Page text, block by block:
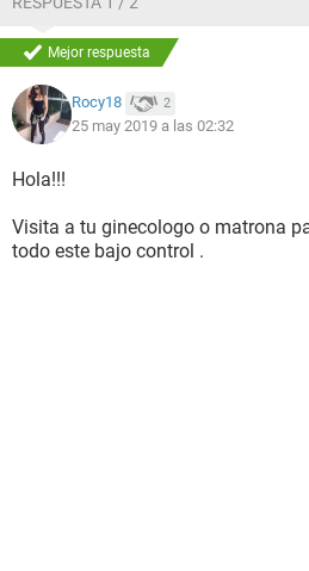
Mejor respuesta
Rocy18 2
25 may 2019 a las 02:32
Hola!!!
Visita a tu ginecologo o matrona
todo este bajo control .